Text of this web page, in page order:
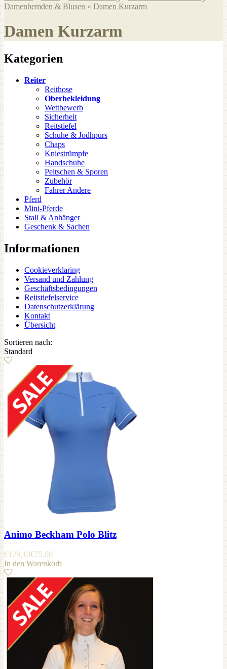
Damenhemden & Blusen » Damen Kurzarm
Damen Kurzarm
Kategorien
Reiter
Reithose
Oberbekleidung
Wettbewerb
Sicherheit
Reitstiefel
Schuhe & Jodhpurs
Chaps
Kniestrümpfe
Handschuhe
Peitschen & Sporen
Zubehör
Fahrer Andere
Pferd
Mini-Pferde
Stall & Anhänger
Geschenk & Sachen
Informationen
Cookieverklaring
Versand und Zahlung
Geschäftsbedingungen
Reitstiefelservice
Datenschutzerklärung
Kontakt
Übersicht
Sortieren nach:
Standard
Animo Beckham Polo Blitz
€129,10€75,00
In den Warenkorb